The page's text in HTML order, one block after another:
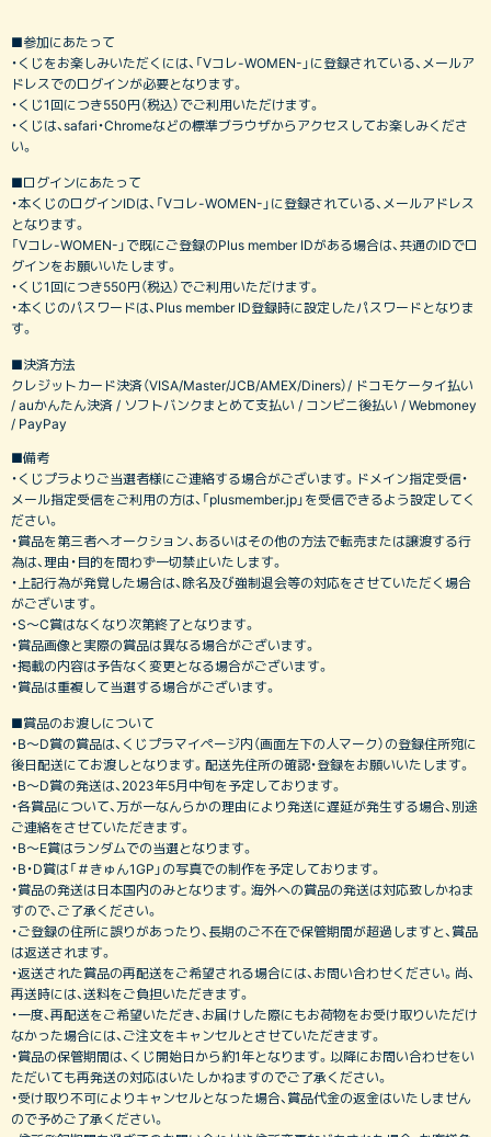
■参加にあたって
・くじをお楽しみいただくには、「Vコレ-WOMEN-」に登録されている、メールア
ドレスでのログインが必要となります。
・くじ1回につき550円（税込）でご利用いただけます。
・くじは、safari・Chromeなどの標準ブラウザからアクセスしてお楽しみくださ
い。
■ログインにあたって
・本くじのログインIDは、「Vコレ-WOMEN-」に登録されている、メールアドレス
となります。
「Vコレ-WOMEN-」で既にご登録のPlus member IDがある場合は、共通のIDでロ
グインをお願いいたします。
・くじ1回につき550円（税込）でご利用いただけます。
・本くじのパスワードは、Plus member ID登録時に設定したパスワードとなりま
す。
■決済方法
クレジットカード決済（VISA/Master/JCB/AMEX/Diners）/ ドコモケータイ払い
/ auかんたん決済 / ソフトバンクまとめて支払い / コンビニ後払い / Webmoney
/ PayPay
■備考
・くじプラよりご当選者様にご連絡する場合がございます。ドメイン指定受信・
メール指定受信をご利用の方は、「plusmember.jp」を受信できるよう設定してく
ださい。
・賞品を第三者へオークション、あるいはその他の方法で転売または譲渡する行
為は、理由・目的を問わず一切禁止いたします。
・上記行為が発覚した場合は、除名及び強制退会等の対応をさせていただく場合
がございます。
・S～C賞はなくなり次第終了となります。
・賞品画像と実際の賞品は異なる場合がございます。
・掲載の内容は予告なく変更となる場合がございます。
・賞品は重複して当選する場合がございます。
■賞品のお渡しについて
・B〜D賞の賞品は、くじプラマイページ内（画面左下の人マーク）の登録住所宛に
後日配送にてお渡しとなります。配送先住所の確認・登録をお願いいたします。
・B〜D賞の発送は、2023年5月中旬を予定しております。
・各賞品について、万が一なんらかの理由により発送に遅延が発生する場合、別途
ご連絡をさせていただきます。
・B～E賞はランダムでの当選となります。
・B・D賞は「＃きゅん1GP」の写真での制作を予定しております。
・賞品の発送は日本国内のみとなります。海外への賞品の発送は対応致しかねま
すので、ご了承ください。
・ご登録の住所に誤りがあったり、長期のご不在で保管期間が超過しますと、賞品
は返送されます。
・返送された賞品の再配送をご希望される場合には、お問い合わせください。尚、
再送時には、送料をご負担いただきます。
・一度、再配送をご希望いただき、お届けした際にもお荷物をお受け取りいただけ
なかった場合には、ご注文をキャンセルとさせていただきます。
・賞品の保管期間は、くじ開始日から約1年となります。以降にお問い合わせをい
ただいても再発送の対応はいたしかねますのでご了承ください。
・受け取り不可によりキャンセルとなった場合、賞品代金の返金はいたしません
ので予めご了承ください。